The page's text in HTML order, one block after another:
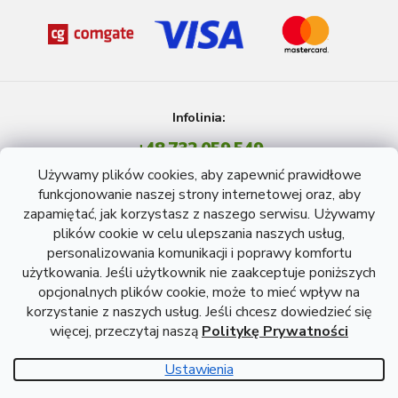
Używamy plików cookies, aby zapewnić prawidłowe
funkcjonowanie naszej strony internetowej oraz, aby
zapamiętać, jak korzystasz z naszego serwisu. Używamy
plików cookie w celu ulepszania naszych usług,
personalizowania komunikacji i poprawy komfortu
użytkowania. Jeśli użytkownik nie zaakceptuje poniższych
opcjonalnych plików cookie, może to mieć wpływ na
korzystanie z naszych usług. Jeśli chcesz dowiedzieć się
więcej, przeczytaj naszą Politykę Prywatności
Ustawienia
Infolinia:
+48 732 059 549
Pon - Pt: 8 - 15 godź.
info@atreon.pl
Opracował Shoptet